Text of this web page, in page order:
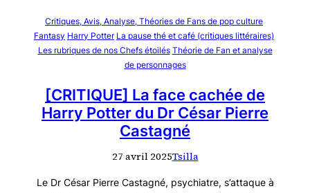
Critiques, Avis, Analyse, Théories de Fans de pop culture
Fantasy Harry Potter La pause thé et café (critiques littéraires)
Les rubriques de nos Chefs étoilés Théorie de Fan et analyse
de personnages
[CRITIQUE] La face cachée de
Harry Potter du Dr César Pierre
Castagné
27 avril 2025Tsilla
Le Dr César Pierre Castagné, psychiatre, s’attaque à